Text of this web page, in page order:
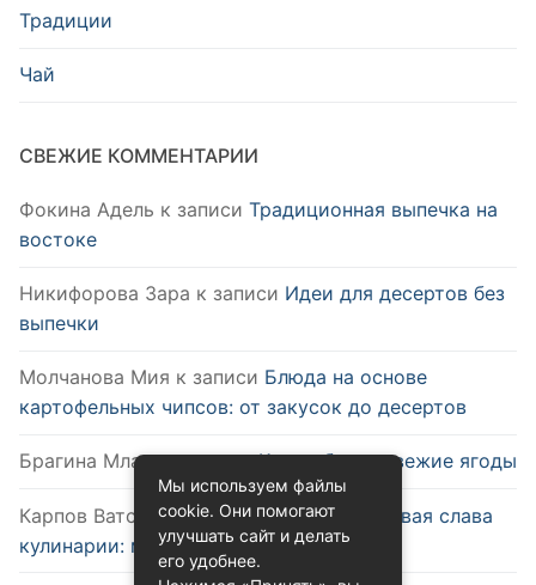
Традиции
Чай
СВЕЖИЕ КОММЕНТАРИИ
Фокина Адель к записи Традиционная выпечка на
востоке
Никифорова Зара к записи Идеи для десертов без
выпечки
Молчанова Мия к записи Блюда на основе
картофельных чипсов: от закусок до десертов
Брагина Младак записиКак выбрать свежие ягоды
Карпов Ватславк записиУдобство и новая слава
кулинарии: микроволновка
Мы используем файлы
cookie. Они помогают
улучшать сайт и делать
его удобнее.